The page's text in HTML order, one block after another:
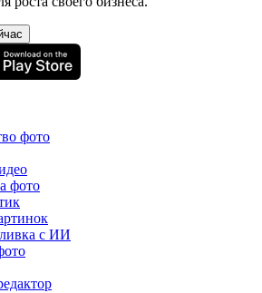
фото
фото
с ИИ